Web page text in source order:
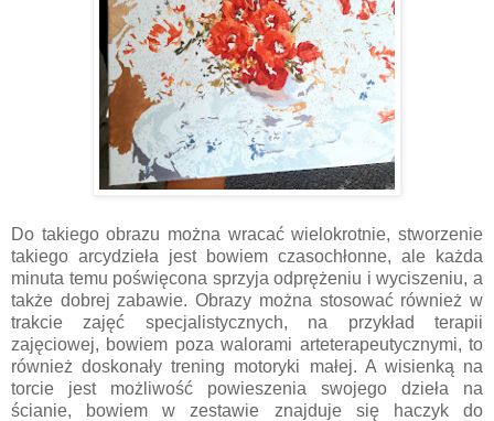
Do takiego obrazu można wracać wielokrotnie, stworzenie
takiego arcydzieła jest bowiem czasochłonne, ale każda
minuta temu poświęcona sprzyja odprężeniu i wyciszeniu, a
także dobrej zabawie. Obrazy można stosować również w
trakcie zajęć specjalistycznych, na przykład terapii
zajęciowej, bowiem poza walorami arteterapeutycznymi, to
również doskonały trening motoryki małej. A wisienką na
torcie jest możliwość powieszenia swojego dzieła na
ścianie, bowiem w zestawie znajduje się haczyk do